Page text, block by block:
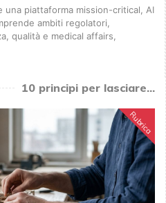
una piattaforma mission-critical, AI
ambiti regolatori,
qualità e medical affairs,
10 principi per lasciare...
Rubrica